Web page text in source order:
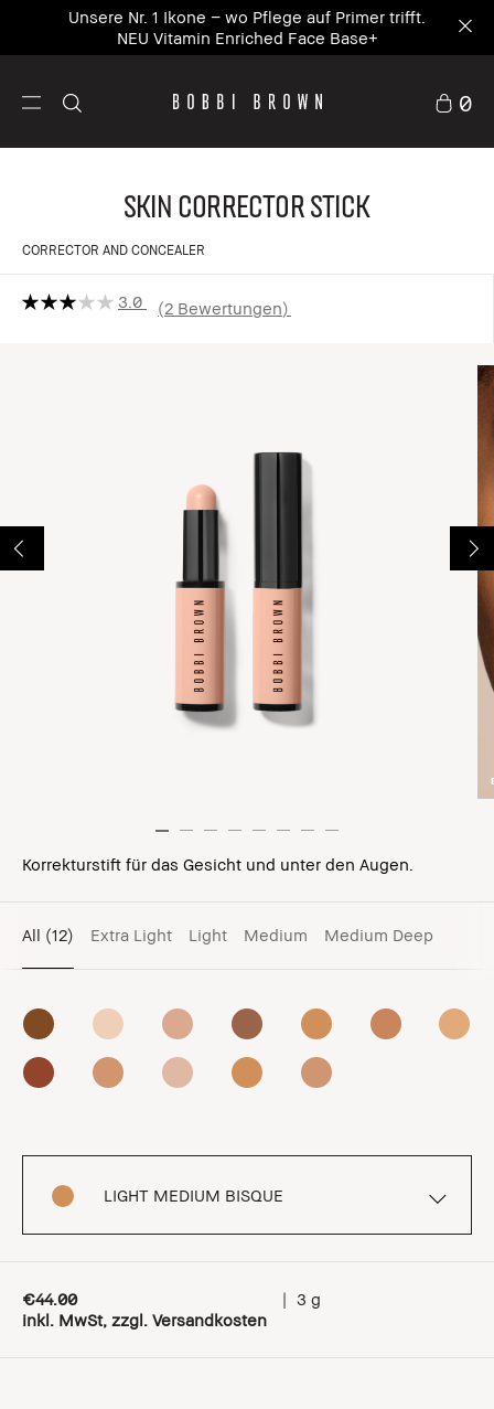
Unsere Nr. 1 Ikone – wo Pflege auf Primer trifft.
NEU Vitamin Enriched Face Base+
0
Skin Corrector Stick
CORRECTOR AND CONCEALER
3.0 2 Bewertungen
Korrekturstift für das Gesicht und unter den Augen.
All (12) Extra Light Light Medium Medium Deep
LIGHT MEDIUM BISQUE
€44.00
inkl. MwSt, zzgl. Versandkosten
| 3 g